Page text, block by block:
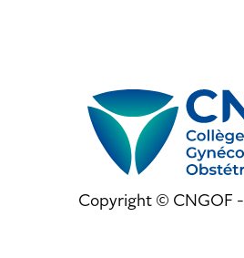
Copyright © CNGOF -